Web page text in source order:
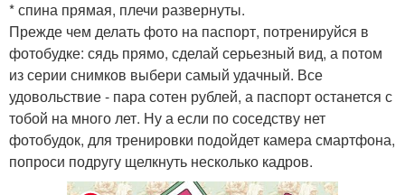
* спина прямая, плечи развернуты.
Прежде чем делать фото на паспорт, потренируйся в
фотобудке: сядь прямо, сделай серьезный вид, а потом
из серии снимков выбери самый удачный. Все
удовольствие - пара сотен рублей, а паспорт останется с
тобой на много лет. Ну а если по соседству нет
фотобудок, для тренировки подойдет камера смартфона,
попроси подругу щелкнуть несколько кадров.